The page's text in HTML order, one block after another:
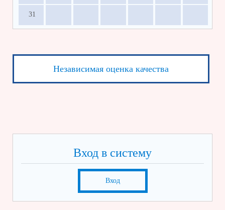
31
Независимая оценка качества
Вход в систему
Вход